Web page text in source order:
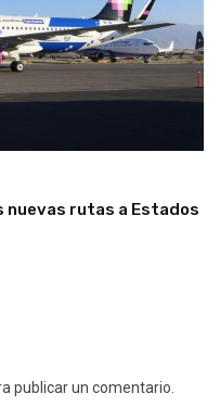
nuevas rutas a Estados
publicar un comentario.